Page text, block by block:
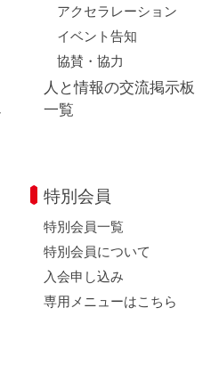
アクセラレーション
イベント告知
協賛・協力
人と情報の交流掲示板
一覧
特別会員
特別会員一覧
特別会員について
入会申し込み
専用メニューはこちら